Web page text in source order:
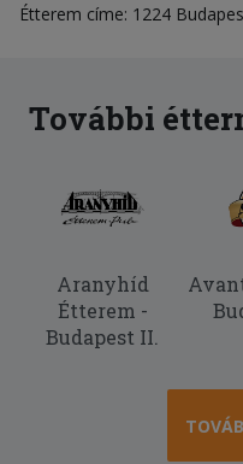
Étterem címe: 1224
További
Aranyhíd
Étterem -
Budapest II.